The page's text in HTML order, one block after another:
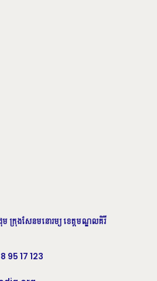
ក្រុងសែនមនោរម្យ ខេត្តមណ្ឌលគិរី
95 17 123